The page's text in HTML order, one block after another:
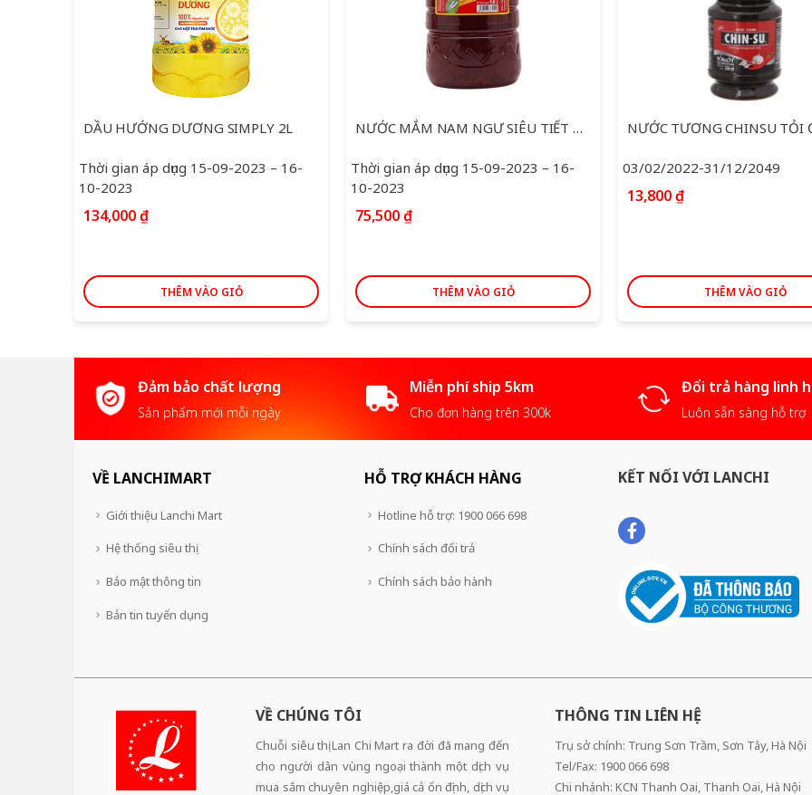
Thời gian áp dụng 15-09-2023 – 16-
10-2023
75,500₫
THÊM VÀO GIỎ
NƯỚC TƯƠNG CHINSU TỎI ỚT 250ML
03/02/2022-31/12/2049
13,800
THÊM VÀO GIỎ
Thời gian áp dụng 15-09-2023
10-2023
THÊM VÀO GIỎ
Đảm bảo chất lượng
Sản phẩm mới mỗi ngày
Miễn phí ship 5km
Cho đơn hàng trên 300k
Đổi trả hàng linh
Luôn sẵn sàng hỗ trợ
VỀ LANCHIMART
Giới thiệu Lanchi Mart
Hệ thống siêu thị
Bảo mật thông tin
Bản tin tuyển dụng
HỖ TRỢ KHÁCH HÀNG
Hotline hỗ trợ: 1900 066 698
Chính sách đổi trả
Chính sách bảo hành
KẾT NỐI VỚI LANCHI
VỀ CHÚNG TÔI
Chuỗi siêu thị Lan Chi Mart ra đời đã mang đến
cho người dân vùng ngoại thành một dịch vụ
mua sắm chuyên nghiệp,giá cả ổn định, dịch vụ
THÔNG TIN LIÊN HỆ
Trụ sở chính: Trung Sơn Trầm, Sơn Tây, Hà Nội
Tel/Fax: 1900 066 698
Chi nhánh: KCN Thanh Oai, Thanh Oai, Hà Nội